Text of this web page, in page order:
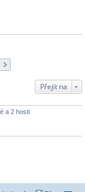
Přejít na
a 2 hosti